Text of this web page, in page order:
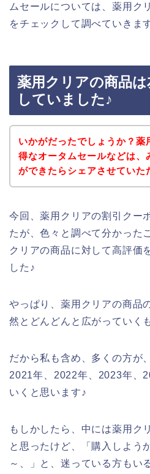
ムセールについては、薬用ク
をチェックして調べていきま
薬用クリアの商品
していました♪
いかがだったでしょうか？薬
得なオータムセールなどは、
ができたらシェアさせていた
今回、薬用クリアの割引クー
たが、色々と調べて分かった
クリアの商品に対して高評価
した♪
やっぱり、薬用クリアの商品
然とどんどんと広がっていく
だから私も含め、多くの方が
2021年、2022年、2023年、
いくと思います♪
もしかしたら、中には薬用ク
と思ったけど、「購入しよう
～、」と、迷っている方もい